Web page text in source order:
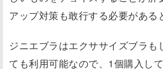
アップ対策も敢行する必要がある
ジニエブラはエクササイズブラも
ても利用可能なので、1個購入し